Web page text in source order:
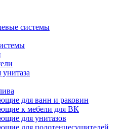
системы
для ванн и раковин
к мебели для ВК
для унитазов
для полотенцесушителей